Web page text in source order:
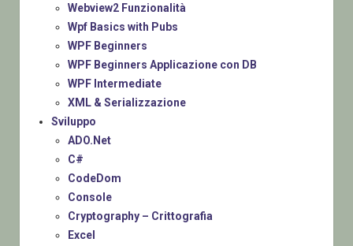
Webview2 Funzionalità
Wpf Basics with Pubs
WPF Beginners
WPF Beginners Applicazione con DB
WPF Intermediate
XML & Serializzazione
Sviluppo
ADO.Net
C#
CodeDom
Console
Cryptography – Crittografia
Excel